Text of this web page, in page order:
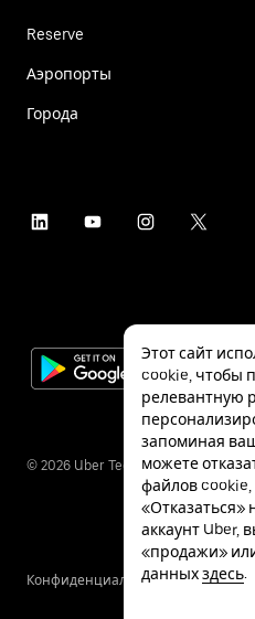
Reserve
Аэропорты
Города
© 2026 Uber Technologies Inc.
КонфиденциальностьСпециальные
Этот сайт
cookie, чтобы
релевантную
запоминая
можете
файлов
«Отказаться»
аккаунт Uber,
«продажи»
данныхздесь.